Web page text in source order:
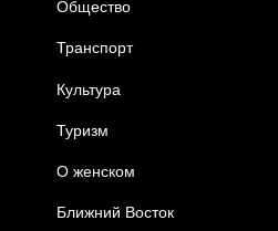
Общество
Транспорт
Культура
Туризм
О женском
Ближний Восток